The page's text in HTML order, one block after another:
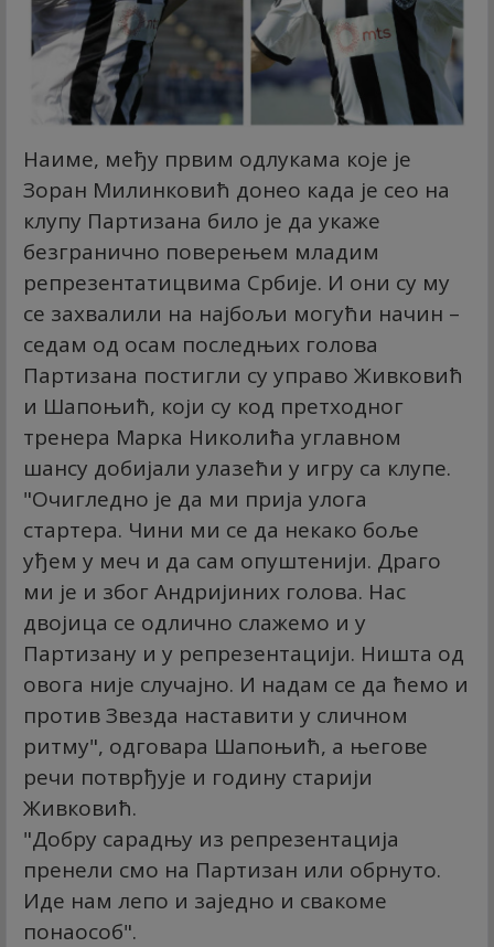
Наиме, међу првим одлукама које је
Зоран Милинковић донео када је сео на
клупу Партизана било је да укаже
безгранично поверењем младим
репрезентатицвима Србије. И они су му
се захвалили на најбољи могући начин –
седам од осам последњих голова
Партизана постигли су управо Живковић
и Шапоњић, који су код претходног
тренера Марка Николића углавном
шансу добијали улазећи у игру са клупе.
"Очигледно је да ми прија улога
стартера. Чини ми се да некако боље
уђем у меч и да сам опуштенији. Драго
ми је и због Андријиних голова. Нас
двојица се одлично слажемо и у
Партизану и у репрезентацији. Ништа од
овога није случајно. И надам се да ћемо и
против Звезда наставити у сличном
ритму", одговара Шапоњић, а његове
речи потврђује и годину старији
Живковић.
"Добру сарадњу из репрезентација
пренели смо на Партизан или обрнуто.
Иде нам лепо и заједно и свакоме
понаособ".